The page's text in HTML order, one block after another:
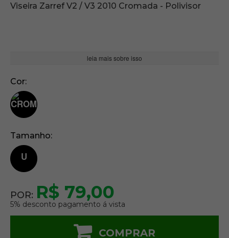
Viseira Zarref V2 / V3 2010 Cromada - Polivisor
leia mais sobre isso
Cor
Tamanho
U
POR: R$ 79,00
5% desconto pagamento á vista
COMPRAR